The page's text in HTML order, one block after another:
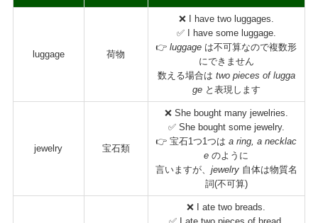
luggage 荷物
❌ I have two luggages.
✅ I have some luggage.
👉luggage は不可算なので複数形
にできません
数える場合は two pieces of lugga
geと表現します
jewelry 宝石類
❌ She bought many jewelries.
✅ She bought some jewelry.
👉 宝石1つ1つはa ring, a necklac
e のように
言いますが、 jewelry自体は物質名
詞(不可算)
❌ I ate two breads.